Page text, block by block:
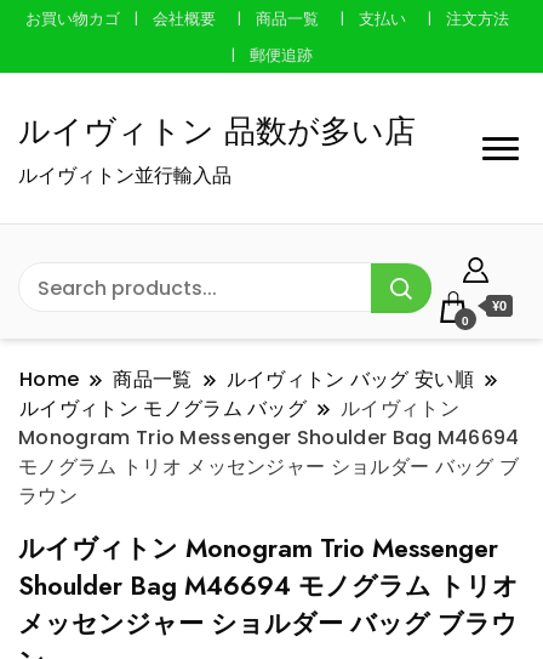
お買い物カゴ 会社概要 商品一覧 支払い
注文方法
郵便追跡
ルイヴィトン 品数が多い店
ルイヴィトン並行輸入品
0
¥0
Home 商品一覧
ルイヴィトン バッグ 安い順
ルイヴィトン モノグラム バッグ
ルイヴィトン
Monogram Trio Messenger Shoulder Bag M46694
モノグラム トリオ メッセンジャー ショルダー バッグ ブ
ラウン
ルイヴィトン Monogram Trio Messenger
Shoulder Bag M46694 モノグラム トリオ
メッセンジャー ショルダー バッグ ブラウ